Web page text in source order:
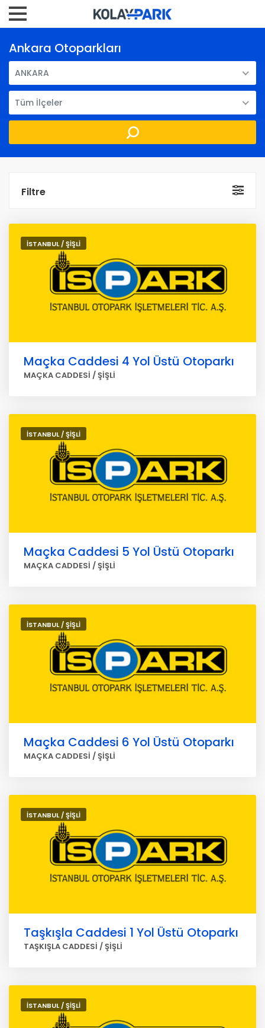
Ankara Otoparkları
ANKARA
Tüm İlçeler
Filtre
İSTANBUL / ŞİŞLİ
Maçka Caddesi 4 Yol Üstü Otoparkı
MAÇKA CADDESİ / ŞİŞLİ
İSTANBUL / ŞİŞLİ
Maçka Caddesi 5 Yol Üstü Otoparkı
MAÇKA CADDESİ / ŞİŞLİ
İSTANBUL / ŞİŞLİ
Maçka Caddesi 6 Yol Üstü Otoparkı
MAÇKA CADDESİ / ŞİŞLİ
İSTANBUL / ŞİŞLİ
Taşkışla Caddesi 1 Yol Üstü Otoparkı
TAŞKIŞLA CADDESİ / ŞİŞLİ
İSTANBUL / ŞİŞLİ